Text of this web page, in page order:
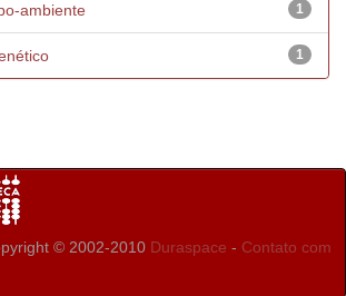
1
ambiente
1
© 2002-2010 Duraspace - Contato com